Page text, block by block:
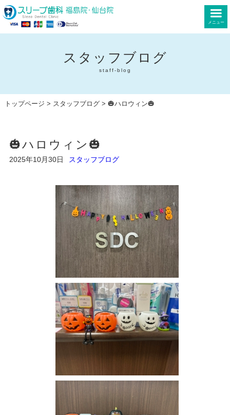
メニュー
スタッフブログ
staff-blog
トップページ > スタッフブログ> 🎃ハロウィン🎃
🎃ハロウィン🎃
2025年10月30日 スタッフブログ